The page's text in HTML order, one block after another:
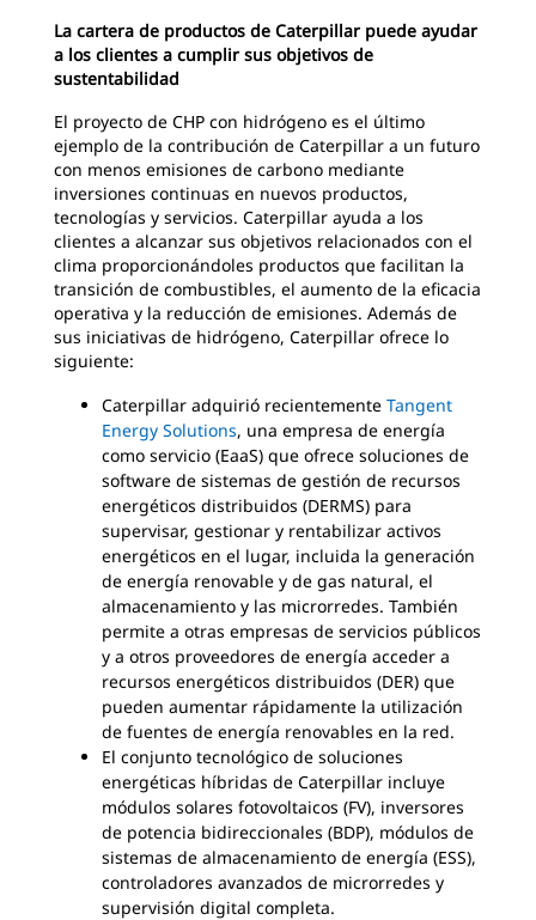
La cartera de productos de Caterpillar puede ayudar
a los clientes a cumplir sus objetivos de
sustentabilidad
El proyecto de CHP con hidrógeno es el último
ejemplo de la contribución de Caterpillar a un futuro
con menos emisiones de carbono mediante
inversiones continuas en nuevos productos,
tecnologías y servicios. Caterpillar ayuda a los
clientes a alcanzar sus objetivos relacionados con el
clima proporcionándoles productos que facilitan la
transición de combustibles, el aumento de la eficacia
operativa y la reducción de emisiones. Además de
sus iniciativas de hidrógeno, Caterpillar ofrece lo
siguiente:
Caterpillar adquirió recientemente Tangent
Energy Solutions, una empresa de energía
como servicio (EaaS) que ofrece soluciones de
software de sistemas de gestión de recursos
energéticos distribuidos (DERMS) para
supervisar, gestionar y rentabilizar activos
energéticos en el lugar, incluida la generación
de energía renovable y de gas natural, el
almacenamiento y las microrredes. También
permite a otras empresas de servicios públicos
y a otros proveedores de energía acceder a
recursos energéticos distribuidos (DER) que
pueden aumentar rápidamente la utilización
de fuentes de energía renovables en la red.
El conjunto tecnológico de soluciones
energéticas híbridas de Caterpillar incluye
módulos solares fotovoltaicos (FV), inversores
de potencia bidireccionales (BDP), módulos de
sistemas de almacenamiento de energía (ESS),
controladores avanzados de microrredes y
supervisión digital completa.